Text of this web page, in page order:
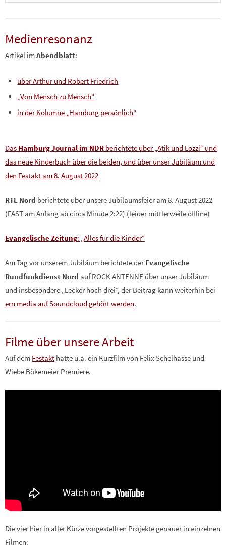
Medienresonanz
Artikel imAbendblatt:
über Arthur und Robert Friedrich
„Von Mensch zu Mensch“
in der Kolumne „Hamburg persönlich“
Das Hamburg Journal im NDR berichtete über „Atik und Lozzi“ und
das neue Kinderbuch über die beiden, und über unser Jubiläum und
den Festakt am 8. August 2022
RTL Nord berichtete über unsere Jubiläumsfeier am 8. August 2022
(FAST am Anfang ab circa Minute 2:22) (leider mittlerweile offline)
Evangelische Zeitung: „Alles für die Kinder“
Am Tag vor unserem Jubiläum berichtete derEvangelische
Rundfunkdienst Nord auf ROCK ANTENNE über unser Jubiläum
und insbesondere „Lecker hoch drei“, der Beitrag kann weiterhin bei
ern media auf Soundcloud gehört werden.
Filme über unsere Arbeit
Auf dem Festakt hatte u.a. ein Kurzfilm von Felix Schelhasse und
Wiebe Bökemeier Premiere.
Die vier hier in aller Kürze vorgestellten Projekte genauer in einzelnen
Filmen: